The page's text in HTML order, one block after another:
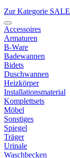
Zur Kategorie SALE
Accessoires
Armaturen
B-Ware
Badewannen
Bidets
Duschwannen
Heizkörper
Installationsmaterial
Komplettsets
Möbel
Sonstiges
Spiegel
Träger
Urinale
Waschbecken